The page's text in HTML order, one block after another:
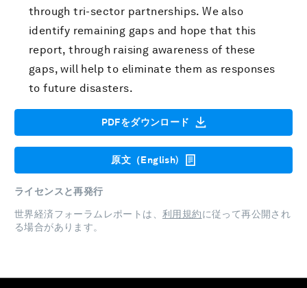
through tri-sector partnerships. We also
identify remaining gaps and hope that this
report, through raising awareness of these
gaps, will help to eliminate them as responses
to future disasters.
PDFをダウンロード
原文（English)
ライセンスと再発行
世界経済フォーラムレポートは、 利用規約に従って再公開され
る場合があります。